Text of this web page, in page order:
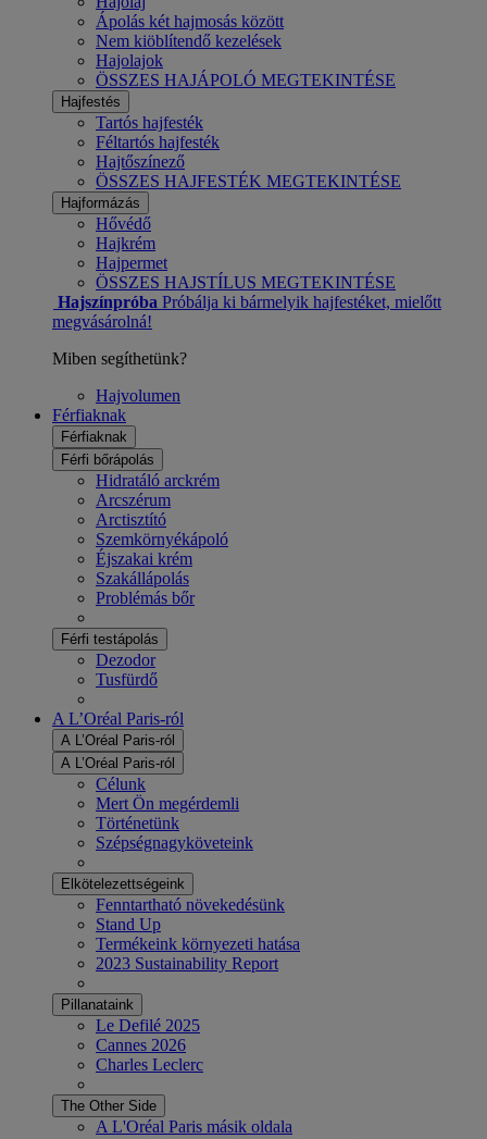
Ápolás két hajmosás között
Nem kiöblítendő kezelések
Hajolajok
ÖSSZES HAJÁPOLÓ MEGTEKINTÉSE
Hajfestés
Tartós hajfesték
Féltartós hajfesték
Hajtőszínező
ÖSSZES HAJFESTÉK MEGTEKINTÉSE
Hajformázás
Hővédő
Hajkrém
Hajpermet
ÖSSZES HAJSTÍLUS MEGTEKINTÉSE
Hajszínpróba Próbálja ki bármelyik hajfestéket, mielőtt
megvásárolná!
Miben segíthetünk?
Hajvolumen
Férfiaknak
Férfiaknak
Férfi bőrápolás
Hidratáló arckrém
Arcszérum
Arctisztító
Szemkörnyékápoló
Éjszakai krém
Szakállápolás
Problémás bőr
Férfi testápolás
Dezodor
Tusfürdő
A L’Oréal Paris-ról
A L’Oréal Paris-ról
A L’Oréal Paris-ról
Célunk
Mert Ön megérdemli
Történetünk
Szépségnagyköveteink
Elkötelezettségeink
Fenntartható növekedésünk
Stand Up
Termékeink környezeti hatása
2023 Sustainability Report
Pillanataink
Le Defilé 2025
Cannes 2026
Charles Leclerc
The Other Side
A L'Oréal Paris másik oldala